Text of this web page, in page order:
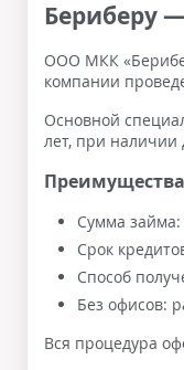
Бериберу
ООО МКК
компании
Основной
лет, при наличии
Сумма займа:
Срок
Способ
Без офисов:
Вся процедура